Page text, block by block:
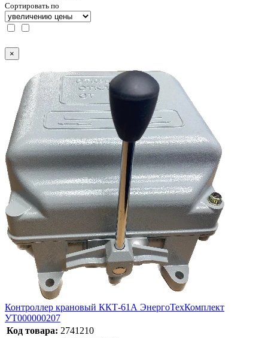
Сортировать по
×
Контроллер крановый ККТ-61А ЭнергоТехКомплект
УТ000000207
Код товара: 2741210